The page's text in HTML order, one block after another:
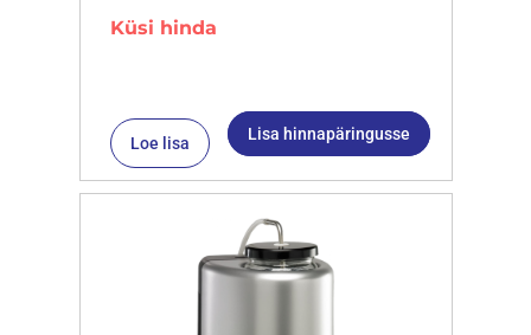
Küsi hinda
Loe lisa Lisa hinnapäringusse